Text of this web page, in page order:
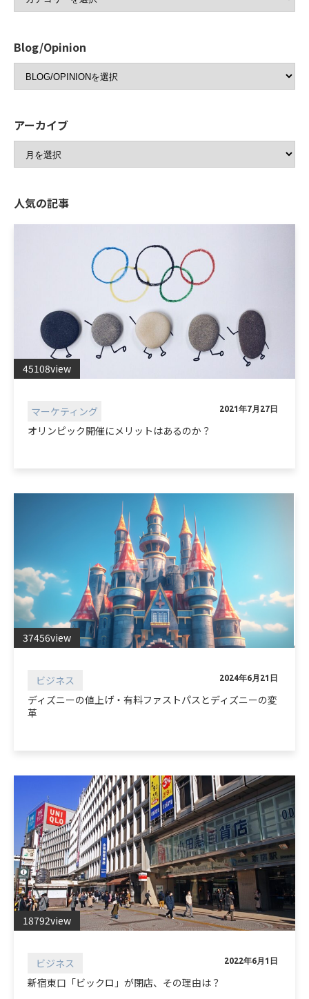
Blog/Opinion
アーカイブ
人気の記事
45108view
マーケティング 2021年7月27日
オリンピック開催にメリットはあるのか？
37456view
ビジネス 2024年6月21日
ディズニーの値上げ・有料ファストパスとディズニーの変
革
18792view
ビジネス 2022年6月1日
新宿東口「ビックロ」が閉店、その理由は？